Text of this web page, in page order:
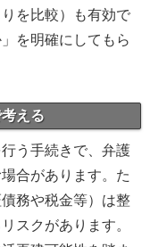
を比較）も有効で
を明確にしてもら
える
う手続きで、弁護
合があります。た
務や税金等）は整
スクがあります。